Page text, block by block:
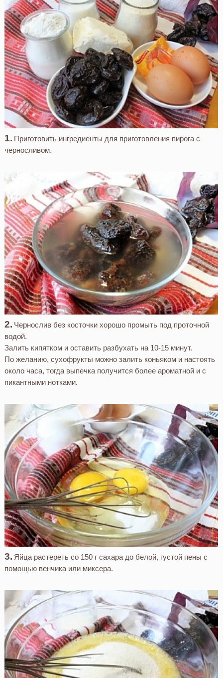
Приготовить ингредиенты для приготовления пирога с
черносливом.
Чернослив без косточки хорошо промыть под проточной
водой.
Залить кипятком и оставить разбухать на 10-15 минут.
По желанию, сухофрукты можно залить коньяком и настоять
около часа, тогда выпечка получится более ароматной и с
пикантными нотками.
Яйца растереть со 150 г сахара до белой, густой пены с
помощью венчика или миксера.